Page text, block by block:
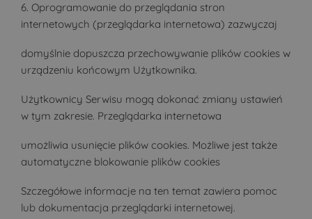
6. Oprogramowanie do przeglądania stron
internetowych (przeglądarka internetowa) zazwyczaj
domyślnie dopuszcza przechowywanie plików cookies w
urządzeniu końcowym Użytkownika.
Użytkownicy Serwisu mogą dokonać zmiany ustawień
w tym zakresie. Przeglądarka internetowa
umożliwia usunięcie plików cookies. Możliwe jest także
automatyczne blokowanie plików cookies
Szczegółowe informacje na ten temat zawiera pomoc
lub dokumentacja przeglądarki internetowej.